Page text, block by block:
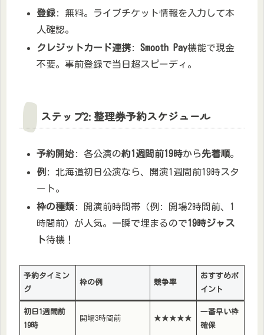
登録: 無料。ライブチケット情報を入力して本
人確認。
クレジットカード連携:Smooth Pay機能で現金
不要。事前登録で当日超スピーディ。
ステップ2: 整理券予約スケジュール
予約開始: 各公演の約1週間前19時から先着順。
例 : 北海道初日公演なら、開演1週間前19時スタ
ート。
枠の種類 : 開演前時間帯（例: 開場2時間前、1
時間前）が人気。一瞬で埋まるので19時ジャス
ト待機！
予約タイミン
グ
枠の例 競争率
おすすめポ
イント
初日1週間前
19時
開場3時間前 ★★★★★
一番早い枠
確保